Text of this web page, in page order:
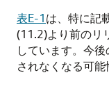
表E-1は、特に記
(11.2)より前のリ
しています。今
されなくなる可能